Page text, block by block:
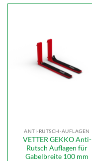
ANTI-RUTSCH-AUFLAGEN
VETTER GEKKO Anti-
Rutsch Auflagen für
Gabelbreite 100 mm